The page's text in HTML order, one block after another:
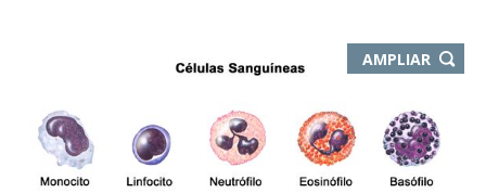
AMPLIAR-
ABRE
NUEVA